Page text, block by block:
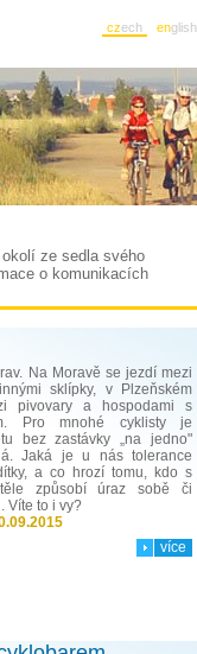
czech english
ze sedla svého
o komunikacích
Na Moravě se jezdí mezi
sklípky, v Plzeňském
pivovary a hospodami s
Pro mnohé cyklisty je
bez zastávky „na jedno"
Jaká je u nás tolerance
a co hrozí tomu, kdo s
způsobí úraz sobě či
Víte to i vy?
více